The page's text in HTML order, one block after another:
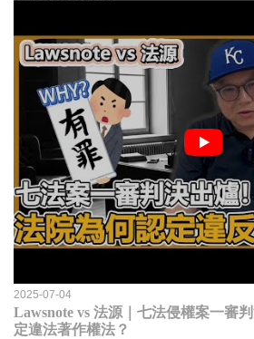
2025-07-04
Lawsnote vs 法源｜七法侵權案一審
定違法著作權法？